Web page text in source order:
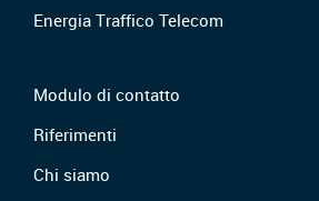
Energia Traffico Telecom
Modulo di contatto
Riferimenti
Chi siamo